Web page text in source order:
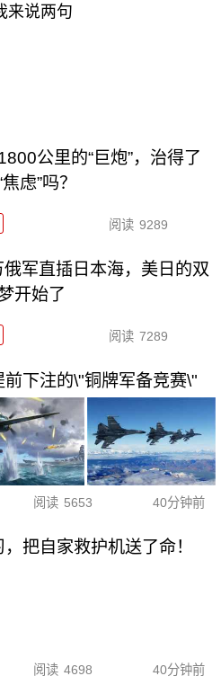
来说两句
公里的“巨炮”，治得了
虑”吗？
阅读 9289
俄军直插日本海，美日的双
开始了
阅读 7289
下注的\"铜牌军备竞赛\"
阅读 5653 40分钟前
把自家救护机送了命！
阅读 4698 40分钟前